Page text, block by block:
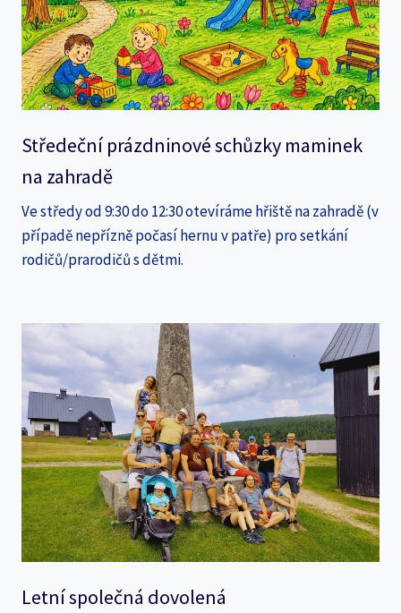
Středeční prázdninové schůzky maminek
na zahradě
Ve středy od 9:30 do 12:30 otevíráme hřiště na zahradě (v
případě nepřízně počasí hernu v patře) pro setkání
rodičů/prarodičů s dětmi.
Letní společná dovolená